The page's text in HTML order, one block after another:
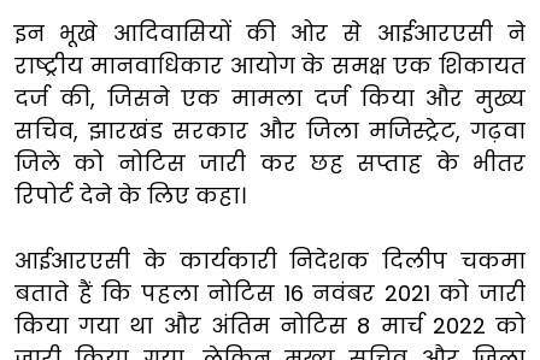
इन भूखे आदिवासियों की ओर से आईआरएसी ने
राष्ट्रीय मानवाधिकार आयोग के समक्ष एक शिकायत
दर्ज की, जिसने एक मामला दर्ज किया और मुख्य
सचिव, झारखंड सरकार और जिला मजिस्ट्रेट, गढ़वा
जिले को नोटिस जारी कर छह सप्ताह के भीतर
रिपोर्ट देने के लिए कहा।
आईआरएसी के कार्यकारी निदेशक दिलीप चकमा
बताते हैं कि पहला नोटिस 16 नवंबर 2021 को जारी
किया गया था और अंतिम नोटिस 8 मार्च 2022 को